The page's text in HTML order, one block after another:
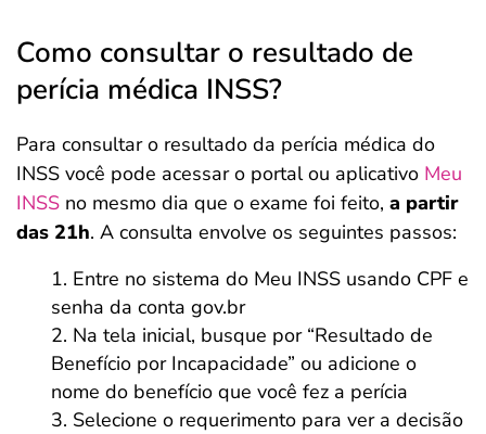
Como consultar o resultado de
perícia médica INSS?
Para consultar o resultado da perícia médica do
INSS você pode acessar o portal ou aplicativo Meu
INSS no mesmo dia que o exame foi feito, a partir
das 21h. A consulta envolve os seguintes passos:
Entre no sistema do Meu INSS usando CPF e
senha da conta gov.br
Na tela inicial, busque por “Resultado de
Benefício por Incapacidade” ou adicione o
nome do benefício que você fez a perícia
Selecione o requerimento para ver a decisão